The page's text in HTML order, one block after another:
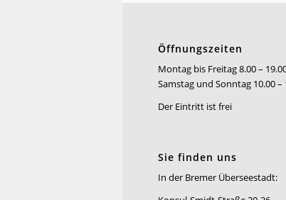
Öffnungszeiten
Montag bis Freitag 8.00 –
Samstag und Sonntag 10.00 –
Der Eintritt ist frei
Sie finden uns
In der Bremer Überseestadt: